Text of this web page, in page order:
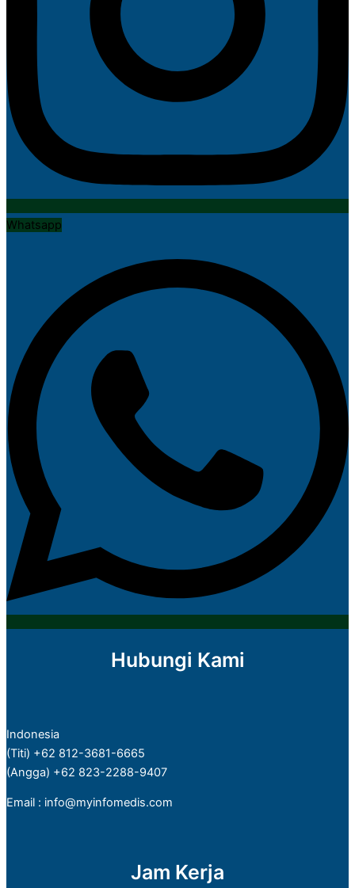
Whatsapp
Hubungi Kami
Indonesia
(Titi) +62 812-3681-6665
(Angga) +62 823-2288-9407
Email : info@myinfomedis.com
Jam Kerja